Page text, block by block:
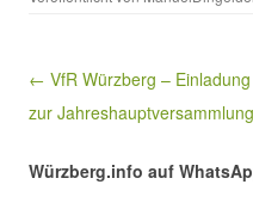
Beitragsnavigation
← VfR Würzberg – Einladung
zur Jahreshauptversammlung
Würzberg.info auf